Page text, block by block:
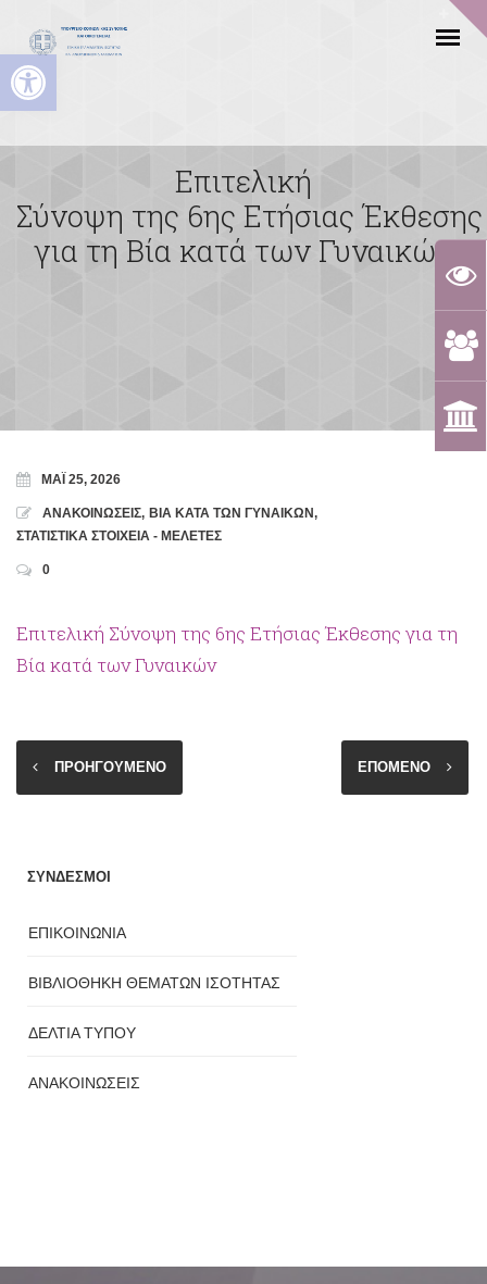
Ανοίξτε τη γραμμή εργαλείων
Επιτελική
Σύνοψη της 6ης Ετήσιας Έκθεσης
για τη Βία κατά των Γυναικών
ΜΆΙ 25, 2026
ΑΝΑΚΟΙΝΩΣΕΙΣ, ΒΙΑ ΚΑΤΑ ΤΩΝ ΓΥΝΑΙΚΩΝ,
ΣΤΑΤΙΣΤΙΚΑ ΣΤΟΙΧΕΙΑ - ΜΕΛΕΤΕΣ
0
Επιτελική Σύνοψη της 6ης Ετήσιας Έκθεσης για τη
Βία κατά των Γυναικών
ΠΡΟΗΓΟΥΜΕΝΟ ΕΠΟΜΕΝΟ
ΣΥΝΔΕΣΜΟΙ
ΕΠΙΚΟΙΝΩΝΙΑ
ΒΙΒΛΙΟΘΗΚΗ ΘΕΜΑΤΩΝ ΙΣΟΤΗΤΑΣ
ΔΕΛΤΙΑ ΤΥΠΟΥ
ΑΝΑΚΟΙΝΩΣΕΙΣ